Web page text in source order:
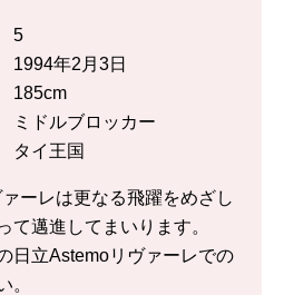
5
年2月3日
ドルブロッカー
イ王国
レは更なる飛躍をめざし
て邁進してまいります。
立Astemoリヴァーレでの
。